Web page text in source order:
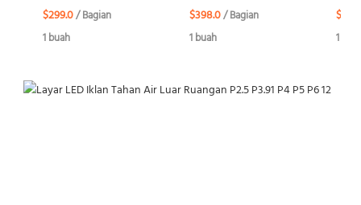
$299.0/ Bagian
1 buah
$398.0/ Bagian
1 buah
1